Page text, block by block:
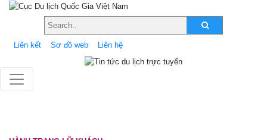
Liên kết Sơ đồ web Liên hệ